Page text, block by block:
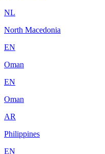
NL
North Macedonia
EN
Oman
EN
Oman
AR
Philippines
EN